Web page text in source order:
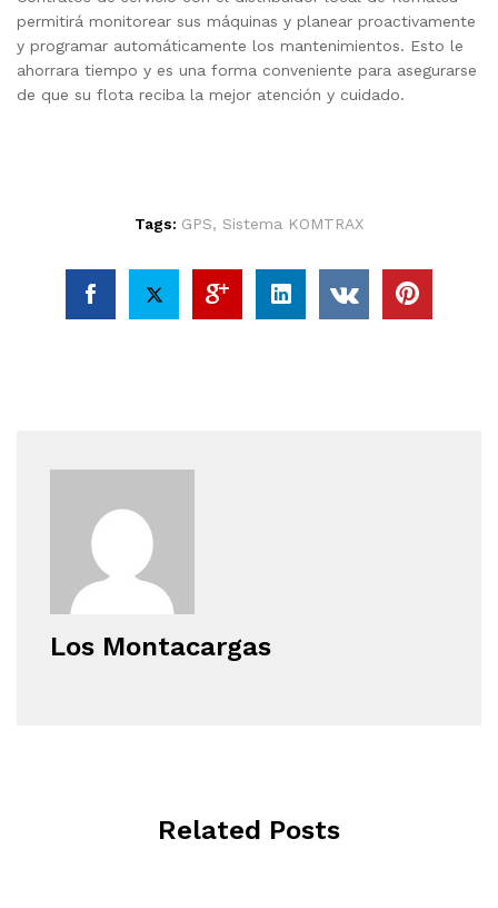
permitirá monitorear sus máquinas y planear proactivamente
y programar automáticamente los mantenimientos. Esto le
ahorrara tiempo y es una forma conveniente para asegurarse
de que su flota reciba la mejor atención y cuidado.
Tags: GPS, Sistema KOMTRAX
Los Montacargas
Related Posts